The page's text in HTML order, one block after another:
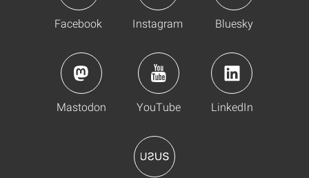
Facebook Instagram Bluesky
Mastodon YouTube LinkedIn